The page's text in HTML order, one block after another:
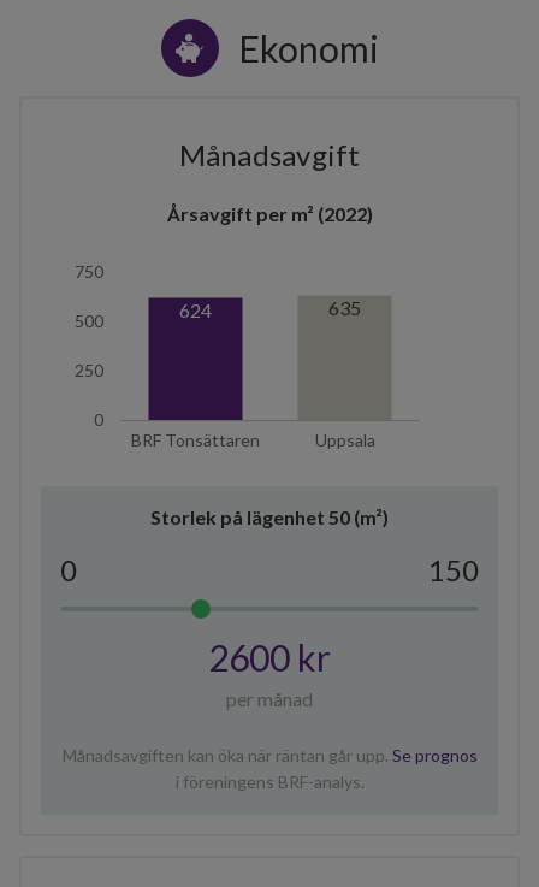
Ekonomi
Månadsavgift
Årsavgift per m² (2022)
BRF Tonsättaren Uppsala
0
250
500
750
624 635
Storlek på lägenhet 50 (m²)
0 150
2600 kr
per månad
Månadsavgiften kan öka när räntan går upp. Se prognos
i föreningens BRF-analys.